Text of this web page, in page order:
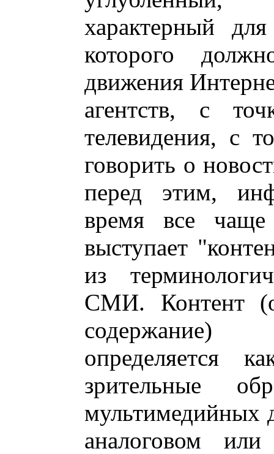
характерный
которого
движения
агентств, с
телевидения, с
говорить о
перед этим,
время все чаще
выступает
из
СМИ. Контент
определяется
зрительные
мультимедийных
аналоговом